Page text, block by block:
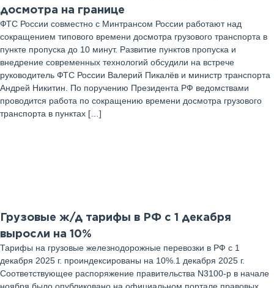
досмотра на границе
ФТС России совместно с Минтрансом России работают над
сокращением типового времени досмотра грузового транспорта в
пункте пропуска до 10 минут. Развитие пунктов пропуска и
внедрение современных технологий обсудили на встрече
руководитель ФТС России Валерий Пикалёв и министр транспорта
Андрей Никитин. По поручению Президента РФ ведомствами
проводится работа по сокращению времени досмотра грузового
транспорта в пунктах […]
Грузовые ж/д тарифы в РФ с 1 декабря
выросли на 10%
Тарифы на грузовые железнодорожные перевозки в РФ с 1
декабря 2025 г. проиндексированы на 10%.1 декабря 2025 г.
Соответствующее распоряжение правительства N3100-р в начале